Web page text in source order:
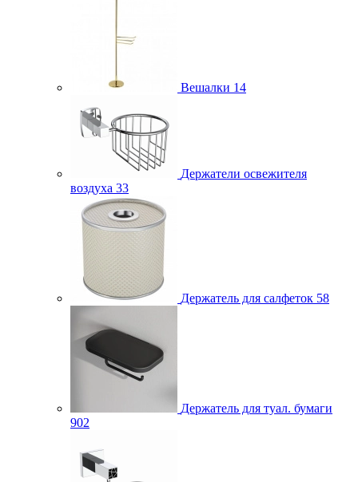
Вешалки 14
Держатели освежителя
воздуха 33
Держатель для салфеток 58
Держатель для туал. бумаги
902